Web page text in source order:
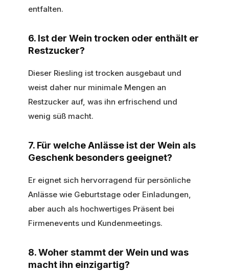
entfalten.
6. Ist der Wein trocken oder enthält er
Restzucker?
Dieser Riesling ist trocken ausgebaut und
weist daher nur minimale Mengen an
Restzucker auf, was ihn erfrischend und
wenig süß macht.
7. Für welche Anlässe ist der Wein als
Geschenk besonders geeignet?
Er eignet sich hervorragend für persönliche
Anlässe wie Geburtstage oder Einladungen,
aber auch als hochwertiges Präsent bei
Firmenevents und Kundenmeetings.
8. Woher stammt der Wein und was
macht ihn einzigartig?